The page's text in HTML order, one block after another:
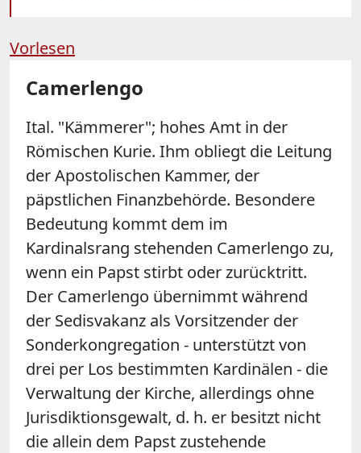
Vorlesen
Camerlengo
Ital. "Kämmerer"; hohes Amt in der
Römischen Kurie. Ihm obliegt die Leitung
der Apostolischen Kammer, der
päpstlichen Finanzbehörde. Besondere
Bedeutung kommt dem im
Kardinalsrang stehenden Camerlengo zu,
wenn ein Papst stirbt oder zurücktritt.
Der Camerlengo übernimmt während
der Sedisvakanz als Vorsitzender der
Sonderkongregation - unterstützt von
drei per Los bestimmten Kardinälen - die
Verwaltung der Kirche, allerdings ohne
Jurisdiktionsgewalt, d. h. er besitzt nicht
die allein dem Papst zustehende